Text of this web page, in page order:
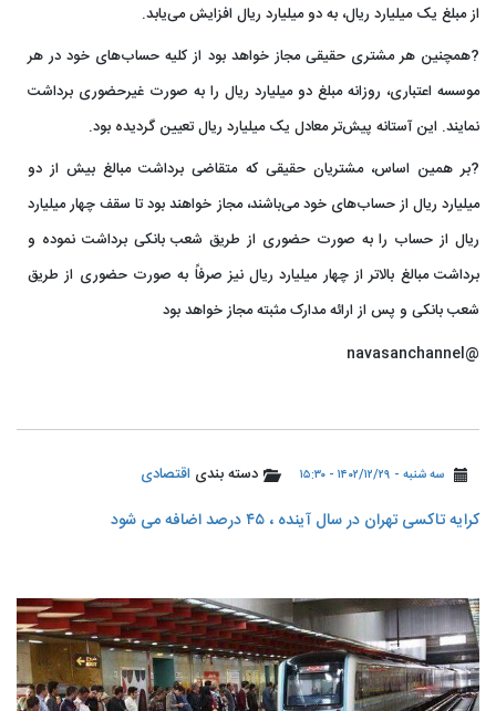
از مبلغ یک میلیارد ریال، به دو میلیارد ریال افزایش می‌یابد.
?همچنین هر مشتری حقیقی مجاز خواهد بود از کلیه حساب‌های خود در هر
موسسه اعتباری، روزانه مبلغ دو میلیارد ریال را به صورت غیرحضوری برداشت
نمایند. این آستانه پیش‌تر معادل یک میلیارد ریال تعیین گردیده بود.
?بر همین اساس، مشتریان حقیقی که متقاضی برداشت مبالغ بیش از دو
میلیارد ریال از حساب‌های خود می‌باشند، مجاز خواهند بود تا سقف چهار میلیارد
ریال از حساب را به صورت حضوری از طریق شعب بانکی برداشت نموده و
برداشت مبالغ بالاتر از چهار میلیارد ریال نیز صرفاً به صورت حضوری از طریق
شعب بانکی و پس از ارائه مدارک مثبته مجاز خواهد بود
@navasanchannel
سه شنبه - ۱۴۰۲/۱۲/۲۹ - ۱۵:۳۰ دسته بندی اقتصادی
کرایه تاکسی تهران در سال آینده ، ۴۵ درصد اضافه می شود